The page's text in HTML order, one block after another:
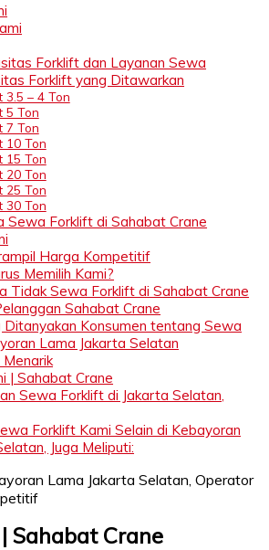
Forklift dan Layanan Sewa
Forklift yang Ditawarkan
3.5 – 4 Ton
5 Ton
7 Ton
10 Ton
15 Ton
20 Ton
25 Ton
30 Ton
Sewa Forklift di Sahabat Crane
Harga Kompetitif
Memilih Kami?
Tidak Sewa Forklift di Sahabat Crane
Sahabat Crane
Ditanyakan Konsumen tentang Sewa
Lama Jakarta Selatan
| Sahabat Crane
Sewa Forklift di Jakarta Selatan,
Forklift Kami Selain di Kebayoran
Juga Meliputi:
Sahabat Crane